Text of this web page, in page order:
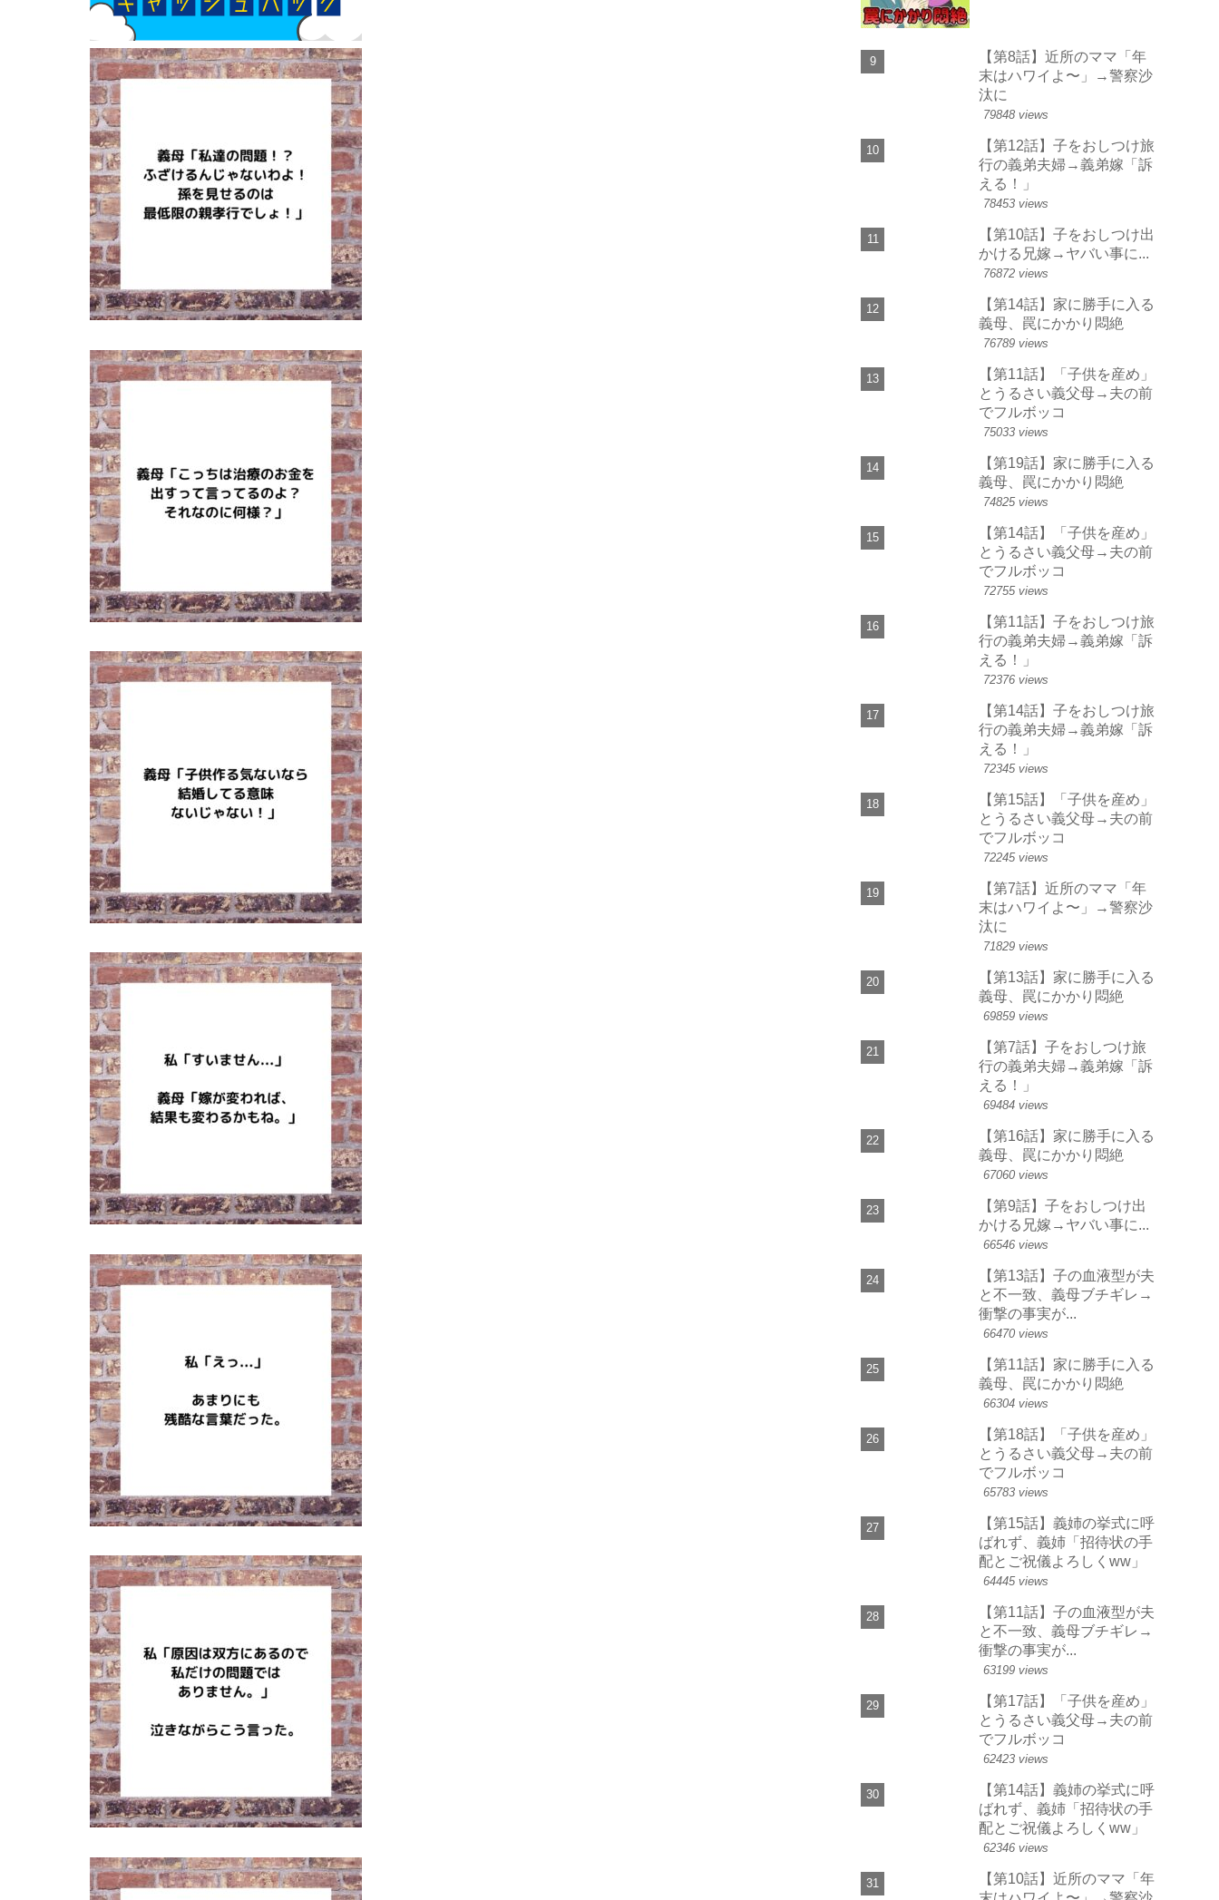
【第8話】近所のママ「年
末はハワイよ〜」→警察沙
汰に
79848 views
【第12話】子をおしつけ旅
行の義弟夫婦→義弟嫁「訴
える！」
78453 views
【第10話】子をおしつけ出
かける兄嫁→ヤバい事に...
76872 views
【第14話】家に勝手に入る
義母、罠にかかり悶絶
76789 views
【第11話】「子供を産め」
とうるさい義父母→夫の前
でフルボッコ
75033 views
【第19話】家に勝手に入る
義母、罠にかかり悶絶
74825 views
【第14話】「子供を産め」
とうるさい義父母→夫の前
でフルボッコ
72755 views
【第11話】子をおしつけ旅
行の義弟夫婦→義弟嫁「訴
える！」
72376 views
【第14話】子をおしつけ旅
行の義弟夫婦→義弟嫁「訴
える！」
72345 views
【第15話】「子供を産め」
とうるさい義父母→夫の前
でフルボッコ
72245 views
【第7話】近所のママ「年
末はハワイよ〜」→警察沙
汰に
71829 views
【第13話】家に勝手に入る
義母、罠にかかり悶絶
69859 views
【第7話】子をおしつけ旅
行の義弟夫婦→義弟嫁「訴
える！」
69484 views
【第16話】家に勝手に入る
義母、罠にかかり悶絶
67060 views
【第9話】子をおしつけ出
かける兄嫁→ヤバい事に...
66546 views
【第13話】子の血液型が夫
と不一致、義母ブチギレ→
衝撃の事実が...
66470 views
【第11話】家に勝手に入る
義母、罠にかかり悶絶
66304 views
【第18話】「子供を産め」
とうるさい義父母→夫の前
でフルボッコ
65783 views
【第15話】義姉の挙式に呼
ばれず、義姉「招待状の手
配とご祝儀よろしくww」
64445 views
【第11話】子の血液型が夫
と不一致、義母ブチギレ→
衝撃の事実が...
63199 views
【第17話】「子供を産め」
とうるさい義父母→夫の前
でフルボッコ
62423 views
【第14話】義姉の挙式に呼
ばれず、義姉「招待状の手
配とご祝儀よろしくww」
62346 views
【第10話】近所のママ「年